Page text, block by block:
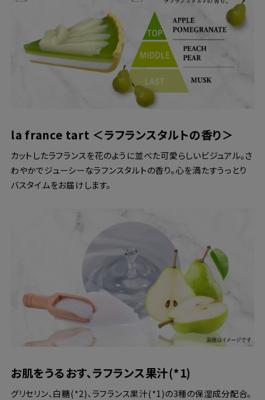
la france tart ＜ラフランスタルトの香り＞
カットしたラフランスを花のように並べた可愛らしいビジュアル。さ
わやかでジューシーなラフンスタルトの香り。心を満たすうっとり
バスタイムをお届けします。
お肌をうるおす、ラフランス果汁(*1)
グリセリン、白糖(*2)、ラフランス果汁(*1)の3種の保湿成分配合。